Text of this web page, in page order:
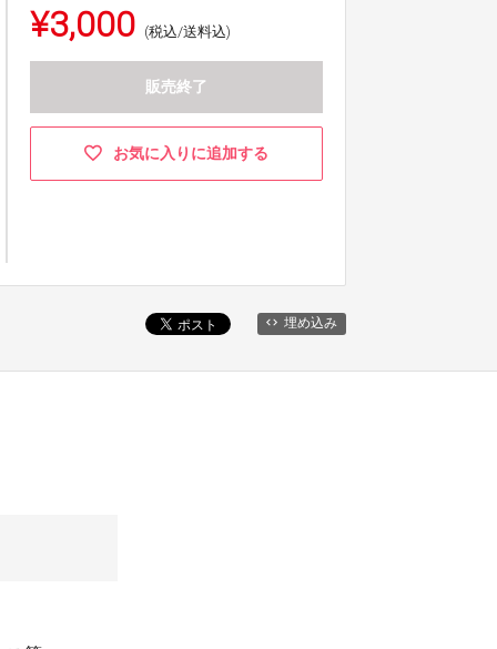
¥3,000 (税込/送料込)
販売終了
お気に入りに追加する
埋め込み